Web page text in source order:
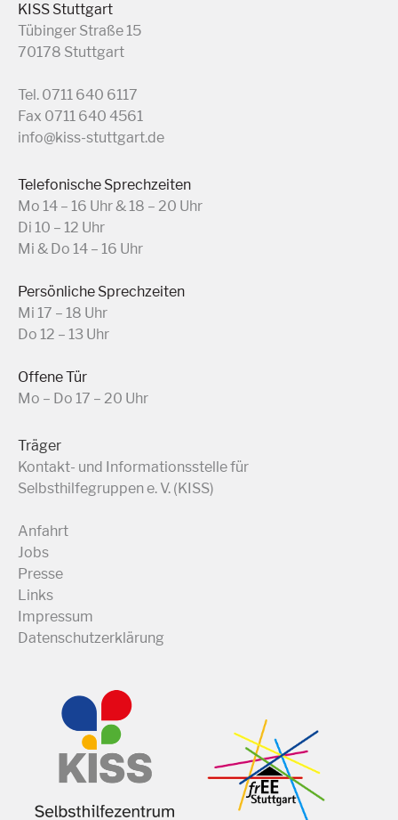
KISS Stuttgart
Tübinger Straße 15
70178 Stuttgart
Tel. 0711 640 6117
Fax 0711 640 4561
info@kiss-stuttgart.de
Telefonische Sprechzeiten
Mo 14 – 16 Uhr & 18 – 20 Uhr
Di 10 – 12 Uhr
Mi & Do 14 – 16 Uhr
Persönliche Sprechzeiten
Mi 17 – 18 Uhr
Do 12 – 13 Uhr
Offene Tür
Mo – Do 17 – 20 Uhr
Träger
Kontakt- und Informationsstelle für
Selbsthilfegruppen e. V. (KISS)
Anfahrt
Jobs
Presse
Links
Impressum
Datenschutzerklärung